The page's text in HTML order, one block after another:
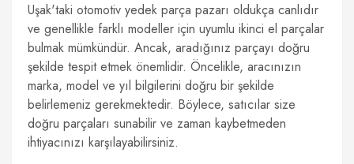
Uşak'taki otomotiv yedek parça pazarı oldukça canlıdır
ve genellikle farklı modeller için uyumlu ikinci el parçalar
bulmak mümkündür. Ancak, aradığınız parçayı doğru
şekilde tespit etmek önemlidir. Öncelikle, aracınızın
marka, model ve yıl bilgilerini doğru bir şekilde
belirlemeniz gerekmektedir. Böylece, satıcılar size
doğru parçaları sunabilir ve zaman kaybetmeden
ihtiyacınızı karşılayabilirsiniz.